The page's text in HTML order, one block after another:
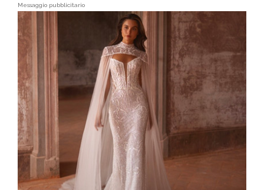
Messaggio pubblicitario